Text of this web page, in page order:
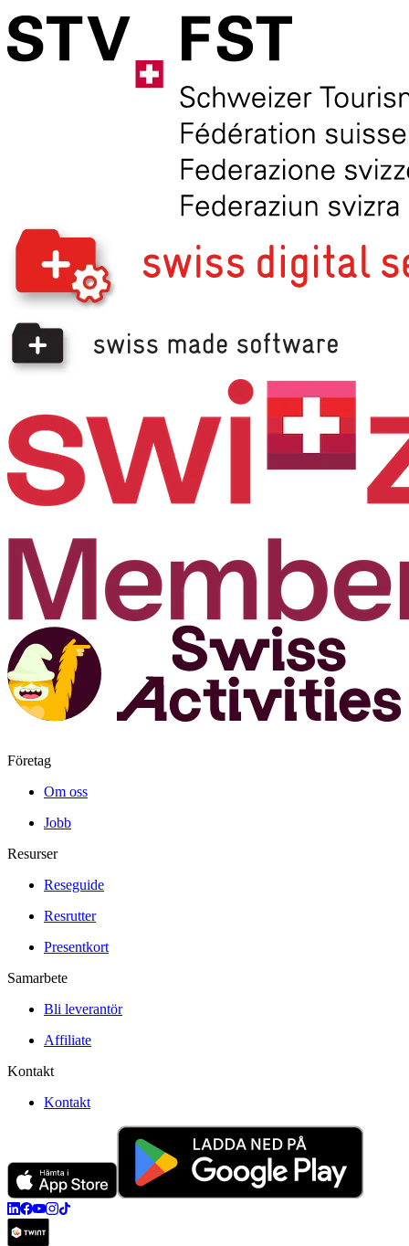
Företag
Om oss
Jobb
Resurser
Reseguide
Resrutter
Presentkort
Samarbete
Bli leverantör
Affiliate
Kontakt
Kontakt